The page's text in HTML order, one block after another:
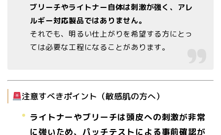
ブリーチやライトナー自体は刺激が強く、アレ
ルギー対応製品ではありません。
それでも、明るい仕上がりを希望する方にとっ
ては必要な工程になることがあります。
注意すべきポイント（敏感肌の方へ）
ライトナーやブリーチは頭皮への刺激が非常
に強いため、パッチテストによる事前確認が